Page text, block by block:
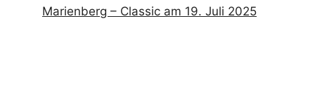
Marienberg – Classic am 19. Juli 2025